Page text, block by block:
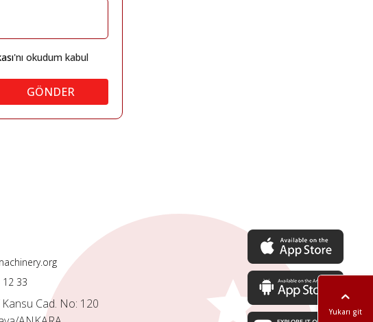
'nı okudum kabul
GÖNDER
Yukarı git
12 33
Cad. No: 120